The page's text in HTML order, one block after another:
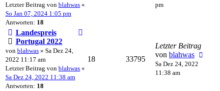
Letzter Beitrag von blahwas «
So Jan 07, 2024 1:05 pm
Antworten: 18
pm
Landespreis
Portugal 2022
von blahwas » Sa Dez 24,
2022 11:17 am
Letzter Beitrag von blahwas «
Sa Dez 24, 2022 11:38 am
Antworten: 18
18 33795
Letzter Beitrag
von blahwas
Sa Dez 24, 2022
11:38 am